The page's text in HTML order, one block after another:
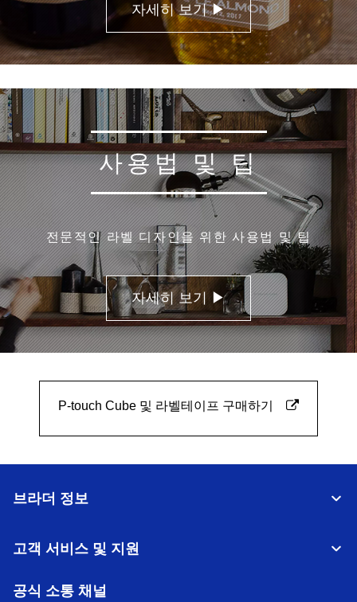
자세히 보기 ▶
사용법 및 팁
전문적인 라벨 디자인을 위한 사용법 및 팁
자세히 보기 ▶
P-touch Cube 및 라벨테이프 구매하기
브라더 정보
고객 서비스 및 지원
공식 소통 채널